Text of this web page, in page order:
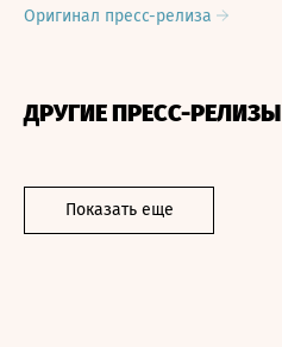
Оригинал пресс-релиза
ДРУГИЕ ПРЕСС-РЕЛИЗЫ
Показать еще